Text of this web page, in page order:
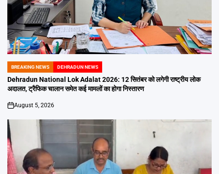
POSTED
IN
BREAKING NEWS DEHRADUN NEWS
Dehradun National Lok Adalat 2026: 12 सितंबर को लगेगी राष्ट्रीय लोक
अदालत, ट्रैफिक चालान समेत कई मामलों का होगा निस्तारण
on
August 5, 2026